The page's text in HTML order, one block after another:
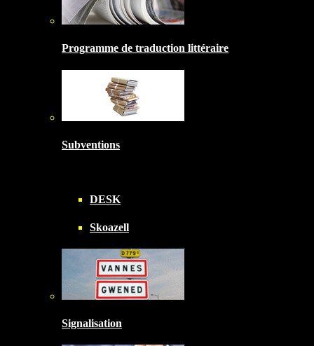
Programme de traduction littéraire
Subventions
DESK
Skoazell
Signalisation